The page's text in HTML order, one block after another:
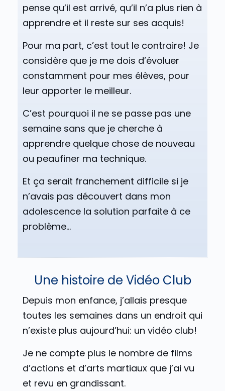
pense qu’il est arrivé, qu’il n’a plus rien à
apprendre et il reste sur ses acquis!
Pour ma part, c’est tout le contraire! Je
considère que je me dois d’évoluer
constamment pour mes élèves, pour
leur apporter le meilleur.
C’est pourquoi il ne se passe pas une
semaine sans que je cherche à
apprendre quelque chose de nouveau
ou peaufiner ma technique.
Et ça serait franchement difficile si je
n’avais pas découvert dans mon
adolescence la solution parfaite à ce
problème…
Une histoire de Vidéo Club
Depuis mon enfance, j’allais presque
toutes les semaines dans un endroit qui
n’existe plus aujourd’hui: un vidéo club!
Je ne compte plus le nombre de films
d’actions et d’arts martiaux que j’ai vu
et revu en grandissant.